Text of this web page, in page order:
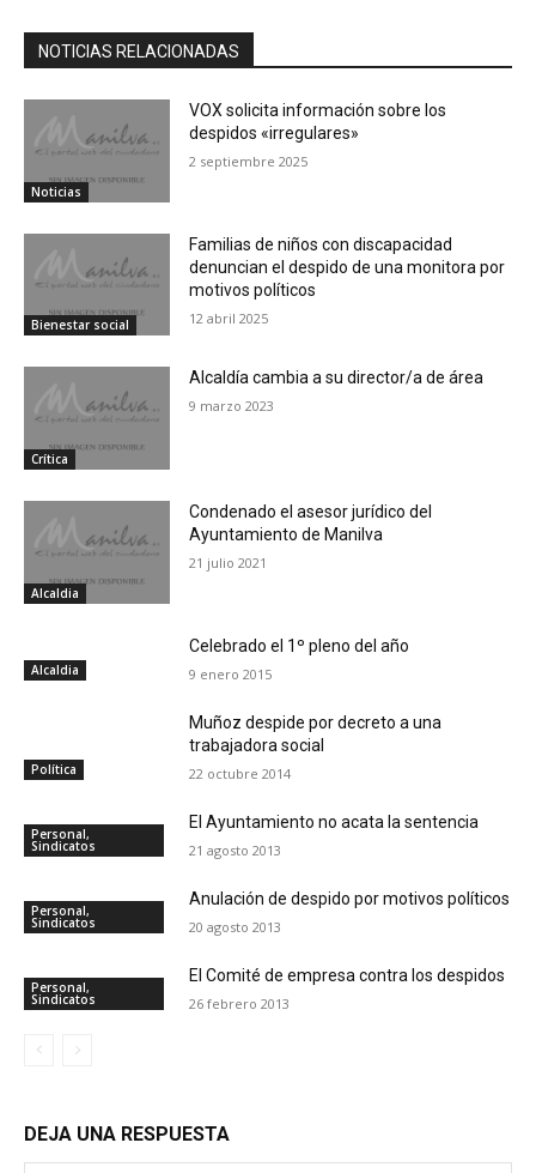
NOTICIAS RELACIONADAS
Noticias
VOX solicita información sobre los
despidos «irregulares»
2 septiembre 2025
Bienestar social
Familias de niños con discapacidad
denuncian el despido de una monitora por
motivos políticos
12 abril 2025
Crítica
Alcaldía cambia a su director/a de área
9 marzo 2023
Alcaldia
Condenado el asesor jurídico del
Ayuntamiento de Manilva
21 julio 2021
Alcaldia
Celebrado el 1º pleno del año
9 enero 2015
Política
Muñoz despide por decreto a una
trabajadora social
22 octubre 2014
Personal,
Sindicatos
El Ayuntamiento no acata la sentencia
21 agosto 2013
Personal,
Sindicatos
Anulación de despido por motivos políticos
20 agosto 2013
Personal,
Sindicatos
El Comité de empresa contra los despidos
26 febrero 2013
DEJA UNA RESPUESTA